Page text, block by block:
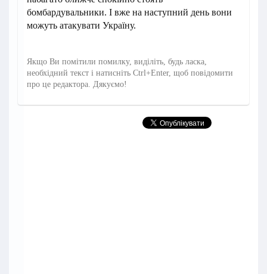
бомбардувальники. І вже на наступний день вони
можуть атакувати Україну.
Якщо Ви помітили помилку, виділіть, будь ласка,
необхідний текст і натисніть Ctrl+Enter, щоб повідомити
про це редактора. Дякуємо!